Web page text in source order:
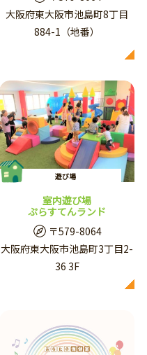
大阪府東大阪市池島町8丁目
884-1（地番）
遊び場
室内遊び場
ぷらすてんランド
〒579-8064
大阪府東大阪市池島町3丁目2-
36 3F